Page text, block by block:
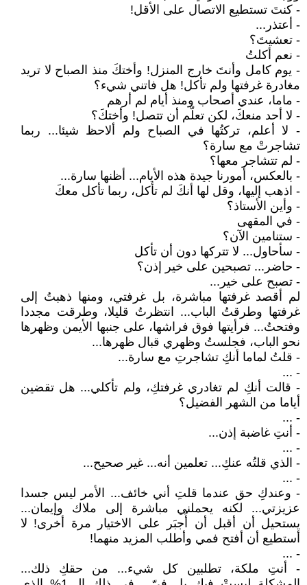
- كنتَ تستطيع الاتصال على الأقل!
- أعتذر...
- تعشيتَ؟
- نعم أكلتُ
- يوم كامل وأنتَ خارج المنزل! وأختكَ منذ الصباح لا تريد
مغادرة غرفتها ولم تأكل! هل فاتني شيء؟
- ماما، عندي أصحاب ومنذ أيام لم أرهم
- لا أحد منعكَ، لكن تعلّم أن تتصل! وأختكَ؟
- لا أعلم، تركتُها في الصباح ولم ألاحظ شيئا... ربما
تشاجرتْ مع سارة؟
- لم تتشاجر معها؟
- بالعكس، أمورنا جيدة هذه الأيام... أظنها سارة...
- اذهب إليها، وقل لها أنكَ لم تأكل، ربما تأكل معكَ
- وأين الأستاذ؟
- في المقهى
- ستنامين الآن؟
- سأحاول... لا تتركها دون أن تأكل
- حاضر... تصبحين على خير إذن؟
- تصبح على خير...
لم أقصد غرفتها مباشرة، بل غرفتي، ومنها ذهبتُ إلى
غرفتها وطرقتُ الباب... انتظرتُ قليلا، وطرقت مجددا
وفتحتُ... فرأيتها فوق فراشها، على جنبها الأيمن وظهرها
نحو الباب، فجلستُ وظهري قبال ظهرها...
- قلتُ لماما أنكِ تشاجرتِ مع سارة...
- ...
- قالت أنكِ لم تغادري غرفتكِ، ولم تأكلي... هل تقضين
أياما من الشهر الفضيل؟
- ...
- أنتِ غاضبة إذن...
- ...
- الذي قلتُه عنكِ... تعلمين أنه... غير صحيح...
- ...
- وعندكِ حق عندما قلتِ أني خائف... الأمر ليس جسدا
عزيزتي... لكنه يحملني مباشرة إلى ملاك وإيمان...
يستحيل أن أقبل أن أُجبَر على الاختيار مرة أخرى! لا
أستطيع أن أفتح فمي وأطلب المزيد منهما!
- ...
- أنتِ ملكة، تطلبين كل شيء... من حقكِ ذلك...